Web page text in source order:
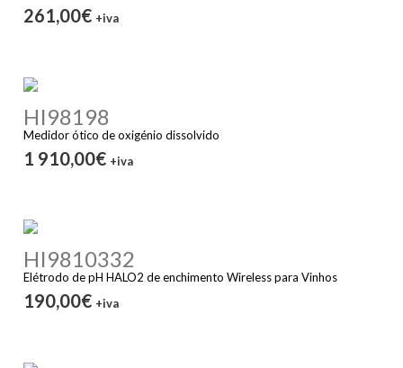
261,00€ +iva
HI98198
Medidor ótico de oxigénio dissolvido
1 910,00€ +iva
HI9810332
Elétrodo de pH HALO2 de enchimento Wireless para Vinhos
190,00€ +iva